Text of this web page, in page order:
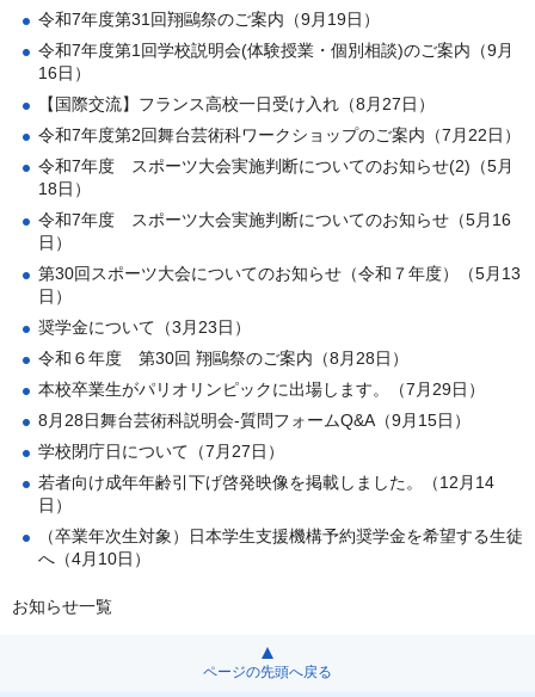
令和7年度第31回翔鷗祭のご案内（9月19日）
令和7年度第1回学校説明会(体験授業・個別相談)のご案内（9月
16日）
【国際交流】フランス高校一日受け入れ（8月27日）
令和7年度第2回舞台芸術科ワークショップのご案内（7月22日）
令和7年度 スポーツ大会実施判断についてのお知らせ(2)（5月
18日）
令和7年度 スポーツ大会実施判断についてのお知らせ（5月16
日）
第30回スポーツ大会についてのお知らせ（令和７年度）（5月13
日）
奨学金について（3月23日）
令和６年度 第30回 翔鷗祭のご案内（8月28日）
本校卒業生がパリオリンピックに出場します。（7月29日）
8月28日舞台芸術科説明会-質問フォームQ&A（9月15日）
学校閉庁日について（7月27日）
若者向け成年年齢引下げ啓発映像を掲載しました。（12月14
日）
（卒業年次生対象）日本学生支援機構予約奨学金を希望する生徒
へ（4月10日）
お知らせ一覧
ページの先頭へ戻る